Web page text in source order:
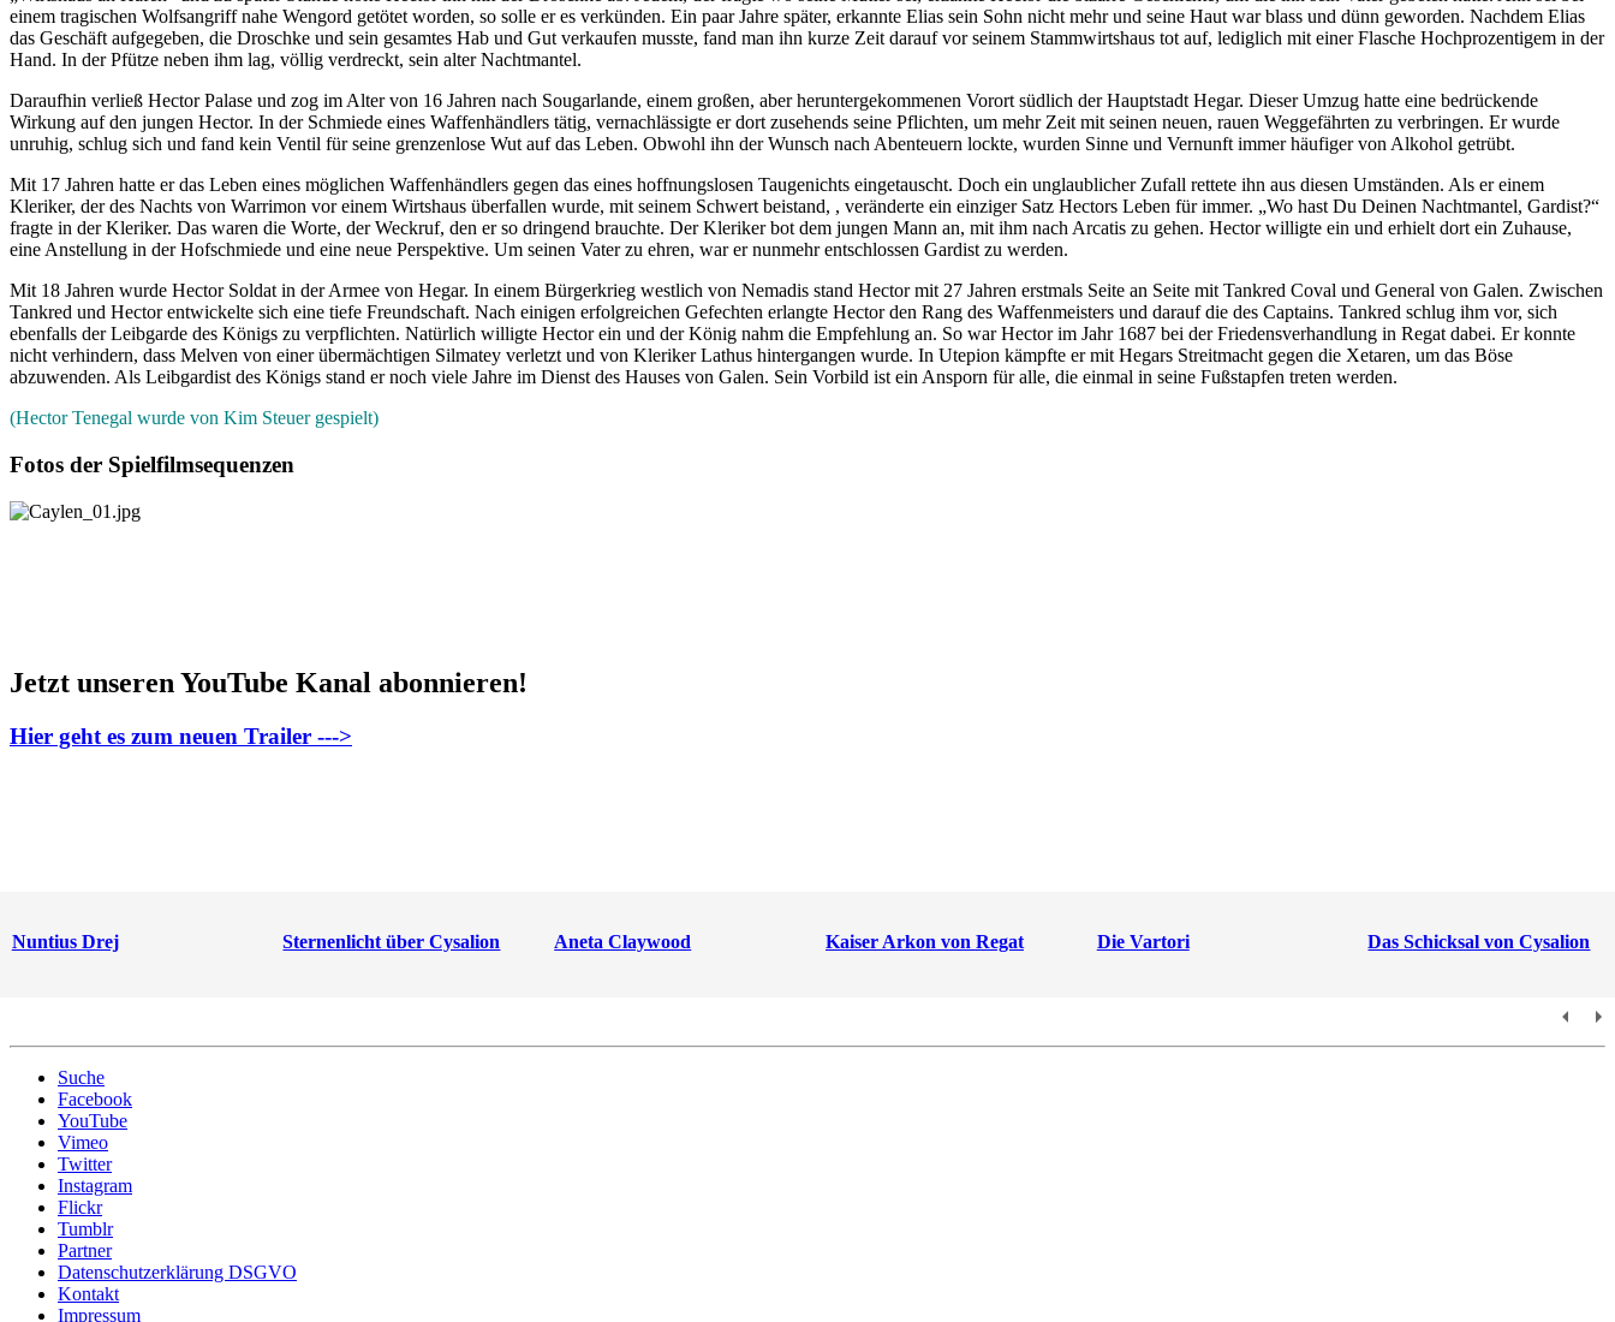
einem tragischen Wolfsangriff nahe Wengord getötet worden, so solle er es verkünden. Ein paar Jahre später, erkannte Elias sein Sohn nicht mehr und seine Haut war blass und dünn geworden. Nachdem Elias
das Geschäft aufgegeben, die Droschke und sein gesamtes Hab und Gut verkaufen musste, fand man ihn kurze Zeit darauf vor seinem Stammwirtshaus tot auf, lediglich mit einer Flasche Hochprozentigem in der
Hand. In der Pfütze neben ihm lag, völlig verdreckt, sein alter Nachtmantel.
Daraufhin verließ Hector Palase und zog im Alter von 16 Jahren nach Sougarlande, einem großen, aber heruntergekommenen Vorort südlich der Hauptstadt Hegar. Dieser Umzug hatte eine bedrückende
Wirkung auf den jungen Hector. In der Schmiede eines Waffenhändlers tätig, vernachlässigte er dort zusehends seine Pflichten, um mehr Zeit mit seinen neuen, rauen Weggefährten zu verbringen. Er wurde
unruhig, schlug sich und fand kein Ventil für seine grenzenlose Wut auf das Leben. Obwohl ihn der Wunsch nach Abenteuern lockte, wurden Sinne und Vernunft immer häufiger von Alkohol getrübt.
Mit 17 Jahren hatte er das Leben eines möglichen Waffenhändlers gegen das eines hoffnungslosen Taugenichts eingetauscht. Doch ein unglaublicher Zufall rettete ihn aus diesen Umständen. Als er einem
Kleriker, der des Nachts von Warrimon vor einem Wirtshaus überfallen wurde, mit seinem Schwert beistand, , veränderte ein einziger Satz Hectors Leben für immer. „Wo hast Du Deinen Nachtmantel, Gardist?“
fragte in der Kleriker. Das waren die Worte, der Weckruf, den er so dringend brauchte. Der Kleriker bot dem jungen Mann an, mit ihm nach Arcatis zu gehen. Hector willigte ein und erhielt dort ein Zuhause,
eine Anstellung in der Hofschmiede und eine neue Perspektive. Um seinen Vater zu ehren, war er nunmehr entschlossen Gardist zu werden.
Mit 18 Jahren wurde Hector Soldat in der Armee von Hegar. In einem Bürgerkrieg westlich von Nemadis stand Hector mit 27 Jahren erstmals Seite an Seite mit Tankred Coval und General von Galen. Zwischen
Tankred und Hector entwickelte sich eine tiefe Freundschaft. Nach einigen erfolgreichen Gefechten erlangte Hector den Rang des Waffenmeisters und darauf die des Captains. Tankred schlug ihm vor, sich
ebenfalls der Leibgarde des Königs zu verpflichten. Natürlich willigte Hector ein und der König nahm die Empfehlung an. So war Hector im Jahr 1687 bei der Friedensverhandlung in Regat dabei. Er konnte
nicht verhindern, dass Melven von einer übermächtigen Silmatey verletzt und von Kleriker Lathus hintergangen wurde. In Utepion kämpfte er mit Hegars Streitmacht gegen die Xetaren, um das Böse
abzuwenden. Als Leibgardist des Königs stand er noch viele Jahre im Dienst des Hauses von Galen. Sein Vorbild ist ein Ansporn für alle, die einmal in seine Fußstapfen treten werden.
(Hector Tenegal wurde von Kim Steuer gespielt)
Fotos der Spielfilmsequenzen
Jetzt unseren YouTube Kanal abonnieren!
Hier geht es zum neuen Trailer --->
Nuntius Drej Sternenlicht über Cysalion Aneta Claywood Kaiser Arkon von Regat Die Vartori Das Schicksal von Cysalion
Suche
Facebook
YouTube
Vimeo
Twitter
Instagram
Flickr
Tumblr
Partner
Datenschutzerklärung DSGVO
Kontakt
Impressum